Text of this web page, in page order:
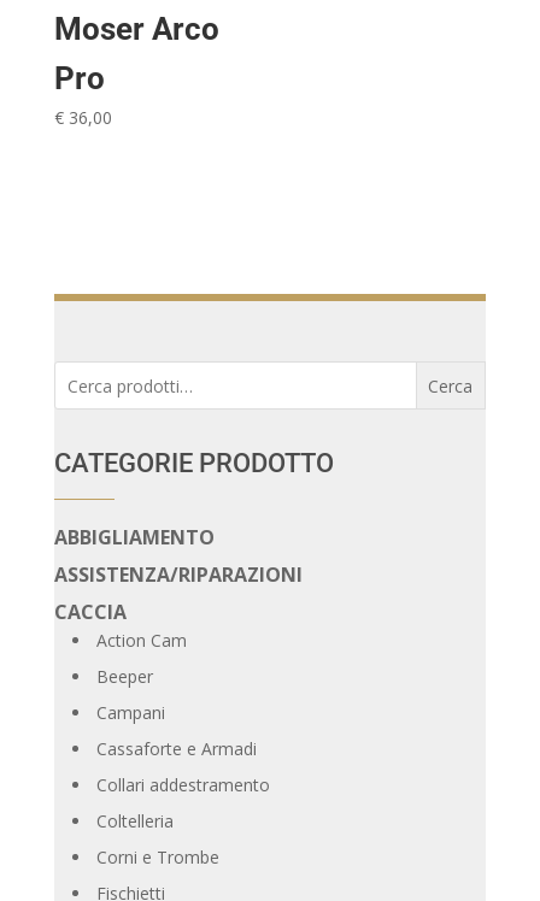
Moser Arco
Pro
€36,00
Cerca
CATEGORIE PRODOTTO
ABBIGLIAMENTO
ASSISTENZA/RIPARAZIONI
CACCIA
Action Cam
Beeper
Campani
Cassaforte e Armadi
Collari addestramento
Coltelleria
Corni e Trombe
Fischietti